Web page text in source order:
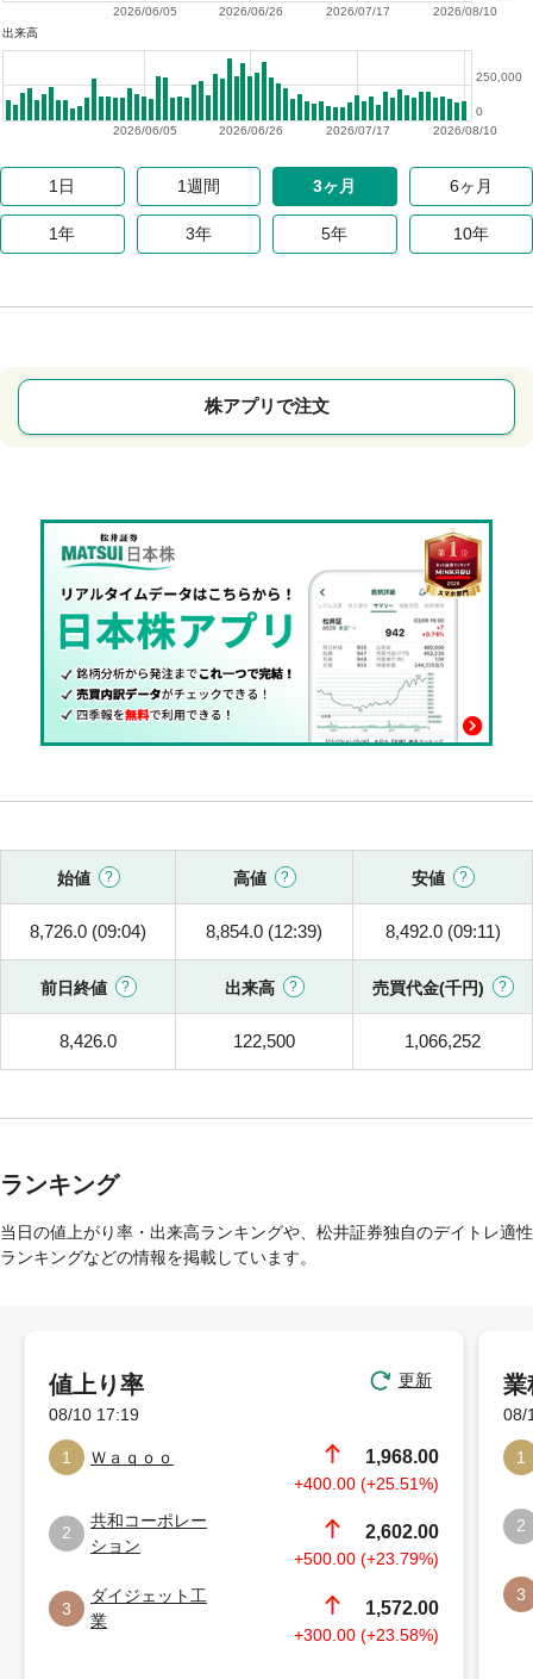
2026/08/10
2026/07/17
2026/06/26
2026/06/05
出来高
2026/08/10
2026/07/17
2026/06/26
2026/06/05
0
250,000
1日 1週間 3ヶ月 6ヶ月
1年 3年 5年 10年
株アプリで注文
始値 高値 安値
8,726.0 (09:04) 8,854.0 (12:39) 8,492.0 (09:11)
前日終値 出来高 売買代金(千円)
8,426.0 122,500 1,066,252
ランキング
当日の値上がり率・出来高ランキングや、松井証券独自のデイトレ適性
ランキングなどの情報を掲載しています。